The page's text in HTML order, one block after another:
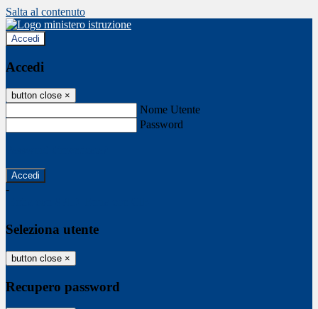
Salta al contenuto
Accedi
Accedi
button close ×
Nome Utente
Password
-
Seleziona utente
button close ×
Recupero password